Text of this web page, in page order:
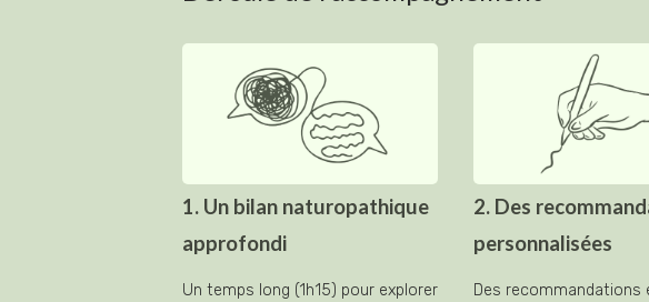
1. Un bilan naturopathique
approfondi
Un temps long (1h15) pour explorer
2. Des
personnalisées
Des recommandations